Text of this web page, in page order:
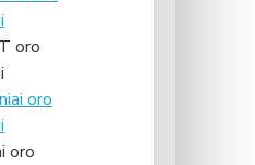
oro
oro